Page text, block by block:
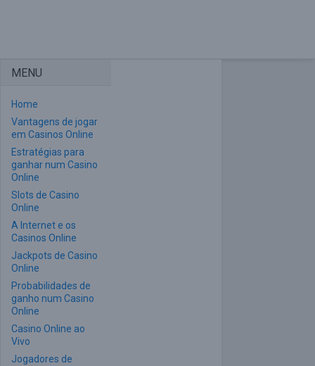
MENU
Home
Vantagens de jogar
em Casinos Online
Estratégias para
ganhar num Casino
Online
Slots de Casino
Online
A Internet e os
Casinos Online
Jackpots de Casino
Online
Probabilidades de
ganho num Casino
Online
Casino Online ao
Vivo
Jogadores de